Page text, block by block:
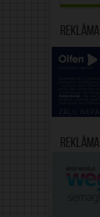
Reklāma
Reklāma